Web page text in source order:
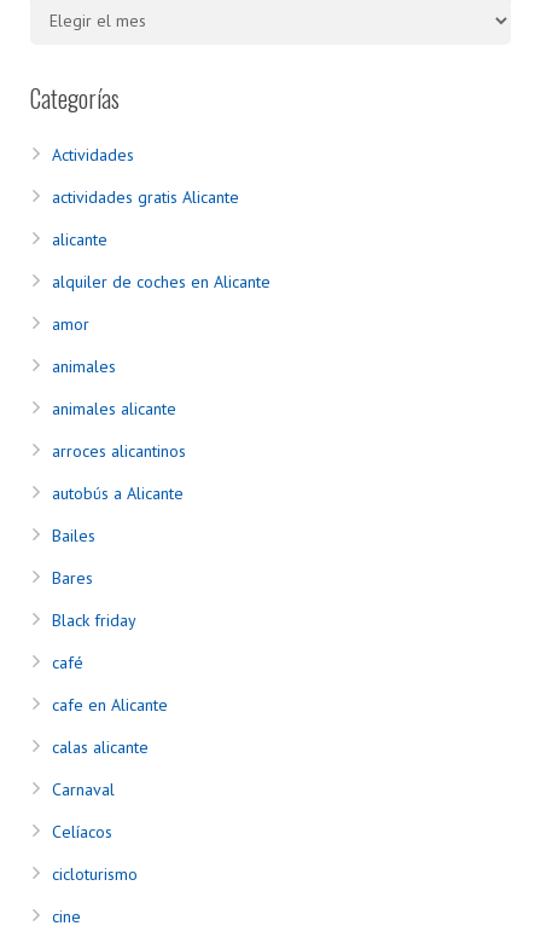
Categorías
Actividades
actividades gratis Alicante
alicante
alquiler de coches en Alicante
amor
animales
animales alicante
arroces alicantinos
autobús a Alicante
Bailes
Bares
Black friday
café
cafe en Alicante
calas alicante
Carnaval
Celíacos
cicloturismo
cine